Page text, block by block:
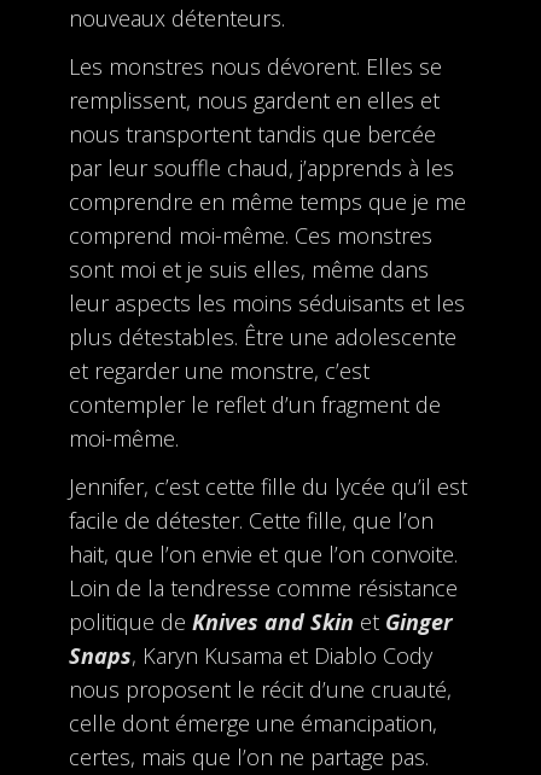
nouveaux détenteurs.
Les monstres nous dévorent. Elles se
remplissent, nous gardent en elles et
nous transportent tandis que bercée
par leur souffle chaud, j’apprends à les
comprendre en même temps que je me
comprend moi-même. Ces monstres
sont moi et je suis elles, même dans
leur aspects les moins séduisants et les
plus détestables. Être une adolescente
et regarder une monstre, c’est
contempler le reflet d’un fragment de
moi-même.
Jennifer, c’est cette fille du lycée qu’il est
facile de détester. Cette fille, que l’on
hait, que l’on envie et que l’on convoite.
Loin de la tendresse comme résistance
politique de Knives and Skin et Ginger
Snaps, Karyn Kusama et Diablo Cody
nous proposent le récit d’une cruauté,
celle dont émerge une émancipation,
certes, mais que l’on ne partage pas.